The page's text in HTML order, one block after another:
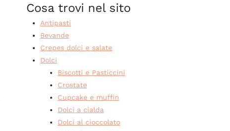
Cosa trovi nel sito
Antipasti
Bevande
Crepes dolci e salate
Dolci
Biscotti e Pasticcini
Crostate
Cupcake e muffin
Dolci a cialda
Dolci al cioccolato